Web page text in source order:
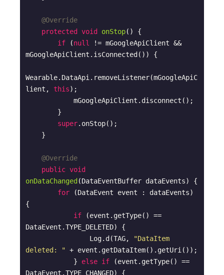
@Override
protected
void onStop()
{
if (null
!= mGoogleApiClient &&
mGoogleApiClient.isConnected()) {
Wearable.DataApi.removeListener(mGoogleApiC
lient, this);
super.onStop();
@Override
public void
onDataChanged (DataEventBuffer dataEvents)
{
for (DataEvent event : dataEvents)
{
if (event.getType() ==
DataEvent.TYPE_DELETED) {
                Log.d(TAG,
"DataItem
deleted: " + event.getDataItem().getUri());
            }
else if (event.getType() ==
DataEvent.TYPE_CHANGED) {